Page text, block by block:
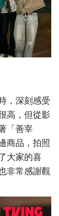
，深刻感受
高，但從影
「善宰
商品，拍照
大家的喜
非常感謝觀